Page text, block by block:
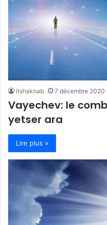
itshaknab 7 décembre 2020
Vayechev: le
yetser ara
Lire plus »